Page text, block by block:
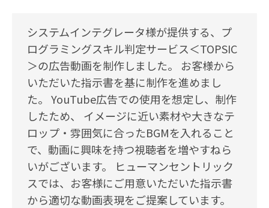
システムインテグレータ様が提供する、プ
ログラミングスキル判定サービス＜TOPSIC
＞の広告動画を制作しました。 お客様から
いただいた指示書を基に制作を進めまし
た。 YouTube広告での使用を想定し、制作
したため、 イメージに近い素材や大きなテ
ロップ・雰囲気に合ったBGMを入れること
で、動画に興味を持つ視聴者を増やすねら
いがございます。 ヒューマンセントリック
スでは、お客様にご用意いただいた指示書
から適切な動画表現をご提案しています。